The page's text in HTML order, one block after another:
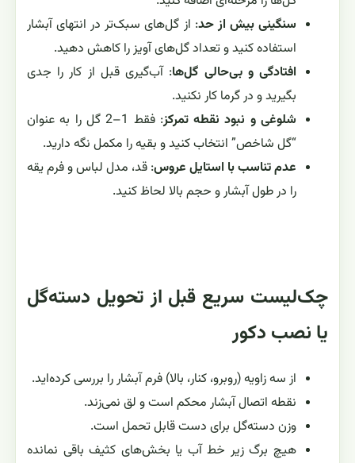
سنگینی بیش از حد: از گل‌های سبک‌تر در انتهای آبشار
استفاده کنید و تعداد گل‌های آویز را کاهش دهید.
افتادگی و بی‌حالی گل‌ها: آب‌گیری قبل از کار را جدی
بگیرید و در گرما کار نکنید.
شلوغی و نبود نقطه تمرکز
: فقط 1–2 گل را به عنوان
“گل شاخص” انتخاب کنید و بقیه را مکمل نگه دارید.
عدم تناسب با استایل عروس: قد، مدل لباس و فرم یقه
را در طول آبشار و حجم بالا لحاظ کنید.
چک‌لیست سریع قبل از تحویل دسته‌گل
یا نصب دکور
از سه زاویه (روبرو، کنار، بالا) فرم آبشار را بررسی کرده‌اید.
نقطه اتصال آبشار محکم است و لق نمی‌زند.
وزن دسته‌گل برای دست قابل تحمل است.
هیچ برگ زیر خط آب یا بخش‌های کثیف باقی نمانده